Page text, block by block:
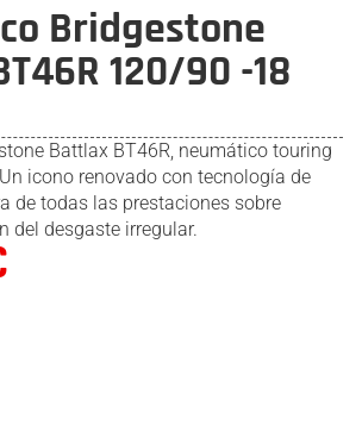
Bridgestone
120/90 -18
Battlax BT46R, neumático touring
icono renovado con tecnología de
de todas las prestaciones sobre
del desgaste irregular.